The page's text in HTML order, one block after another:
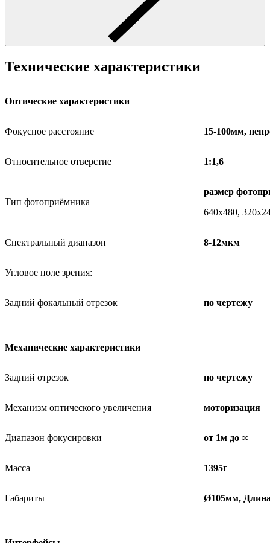
Технические характеристики
Оптические характеристики
Фокусное расстояние 15-100мм,
Относительное отверстие 1:1,6
Тип фотоприёмника
размер
640x480,
Спектральный диапазон 8-12мкм
Угловое поле зрения:
Задний фокальный отрезок по чертежу
Механические характеристики
Задний отрезок по чертежу
Механизм оптического увеличения моторизация
Диапазон фокусировки от 1м до ∞
Масса 1395г
Габариты Ø105мм,